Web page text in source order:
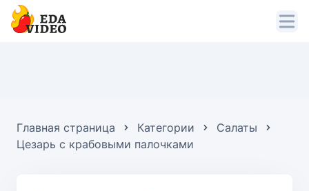
Главная страница Категории
Салаты
Цезарь с крабовыми палочками